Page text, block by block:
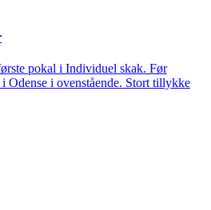
pokal i Individuel skak. Før
Odense i ovenstående. Stort tillykke